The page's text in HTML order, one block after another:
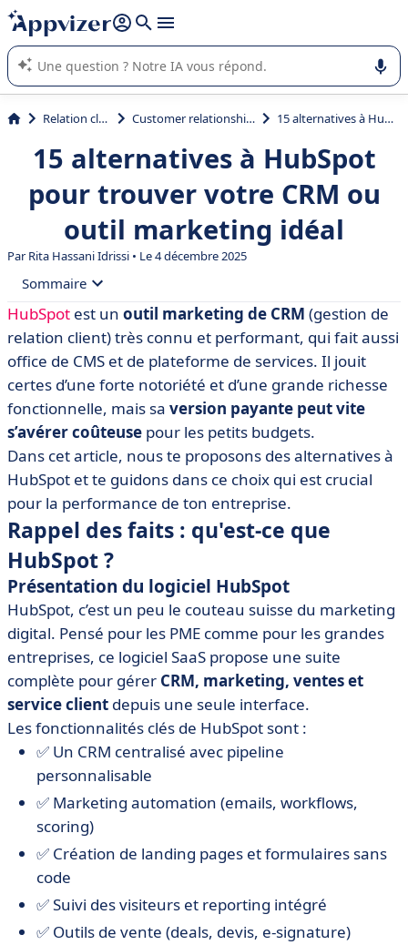
répondre (plusieurs lignes avec
L'IA de Appvizer vous guide dans l'utilisation ou la sélection de
logiciel SaaS en entreprise.
Relation client et vente Customer relationship management (CRM) 15 alternatives à HubSpot pour trouver votre CRM ou outil marketing idéal
15 alternatives à HubSpot
pour trouver votre CRM ou
outil marketing idéal
ParRita Hassani Idrissi • Le 4 décembre 2025
Sommaire
• Rappel des faits : qu'est-ce que HubSpot ?
• Top 15 des alternatives HubSpot
• Sellsy : l'outil tout-en-un pour votre force de vente
• Webmecanik Automation : l'automatisation marketing
Made in France
• Salesforce Sales Cloud : optimisez votre pipeline de
ventes
• monday CRM : boostez vos ventes avec simplicité
• Zoho CRM : l'efficacité de la gestion commerciale à
portée de main
• Axonaut : la gestion commerciale Made in France
• noCRM.io : libérez votre potentiel de vente sans
complications
• Microsoft Dynamics 365 : le CRM intelligent pour
connecter ventes, marketing et données
• Teamleader : le CRM conçu pour gérer votre équipe
commerciale
• Pipedrive : l'outil de vente intuitif pour conclure des
affaires plus rapidement
• ActiveCampaign : gérez vos contacts et développez
des relations durables
• EngageBay : une solution évolutive pour les
entreprises en croissance
• Brevo : un outil marketing tout-en-un pour des
campagnes percutantes
HubSpot est un outil marketing de CRM (gestion de
relation client) très connu et performant, qui fait aussi
office de CMS et de plateforme de services. Il jouit
certes d’une forte notoriété et d’une grande richesse
fonctionnelle, mais sa version payante peut vite
s’avérer coûteuse pour les petits budgets.
Dans cet article, nous te proposons des alternatives à
HubSpot et te guidons dans ce choix qui est crucial
pour la performance de ton entreprise.
Rappel des faits : qu'est-ce que
HubSpot ?
Présentation du logiciel HubSpot
HubSpot, c’est un peu le couteau suisse du marketing
digital. Pensé pour les PME comme pour les grandes
entreprises, ce logiciel SaaS propose une suite
complète pour gérer CRM, marketing, ventes et
service client depuis une seule interface.
Les fonctionnalités clés de HubSpot sont :
✅ Un CRM centralisé avec pipeline
personnalisable
✅ Marketing automation (emails, workflows,
scoring)
✅ Création de landing pages et formulaires sans
code
✅ Suivi des visiteurs et reporting intégré
✅ Outils de vente (deals, devis, e-signature)